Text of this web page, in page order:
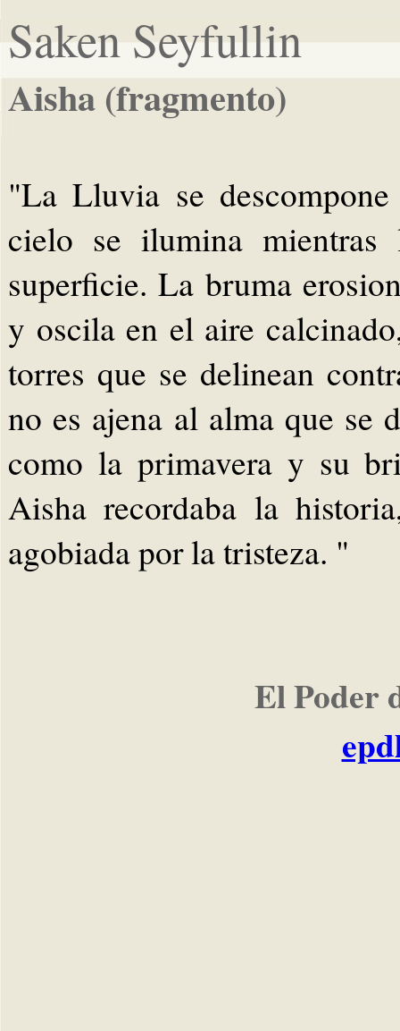
Saken Seyfullin
Aisha (fragmento)
"La Lluvia se
cielo se ilumina
superficie. La bruma
y oscila en el aire
torres que se delinean
no es ajena al alma que se
como la primavera y su
Aisha recordaba la
agobiada por la tristeza. "
El Poder